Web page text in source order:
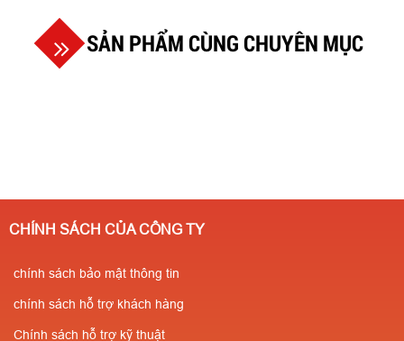
SẢN PHẨM CÙNG CHUYÊN MỤC
CHÍNH SÁCH CỦA CÔNG TY
chính sách bảo mật thông tin
chính sách hỗ trợ khách hàng
Chính sách hỗ trợ kỹ thuật